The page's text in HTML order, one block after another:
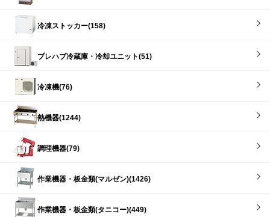
冷凍ストッカー(158)
プレハブ冷蔵庫・冷却ユニット(51)
冷凍機(76)
熱機器(1244)
調理機器(79)
作業機器・板金類(マルゼン)(1426)
作業機器・板金類(タニコー)(449)